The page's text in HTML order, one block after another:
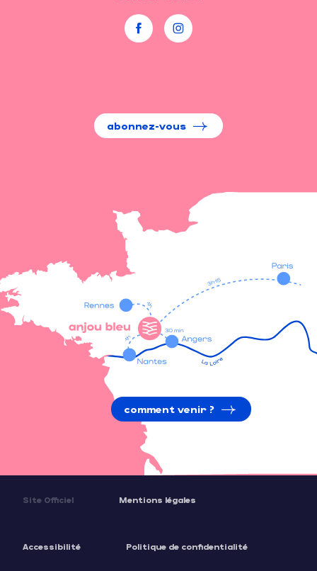
abonnez-vous
comment venir ?
Site Officiel Mentions légales
Accessibilité Politique de confidentialité